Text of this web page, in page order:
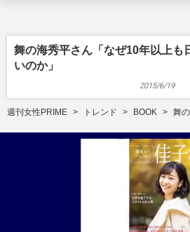
舞の海秀平さん「なぜ10年以上も
いのか」
2015/6/19
週刊女性PRIME トレンド BOOK 舞